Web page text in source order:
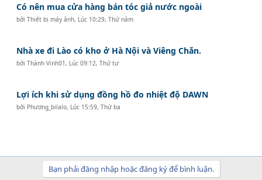
Có nên mua cửa hàng bán tóc giả nước ngoài
bởiThiết bị máy ảnh, Lúc 10:29, Thứ năm
Nhà xe đi Lào có kho ở Hà Nội và Viêng Chăn.
bởiThành Vinh01 , Lúc 09:12, Thứ tư
Lợi ích khi sử dụng đồng hồ đo nhiệt độ DAWN
bởi Phương_bilalo, Lúc 15:59, Thứ ba
Bạn phải đăng nhập hoặc đăng ký để bình luận.